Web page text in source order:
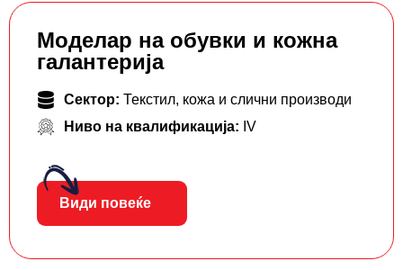
Моделар на обувки и кожна
галантерија
Сектор: Текстил, кожа и слични производи
Ниво на квалификација: IV
Види повеќе